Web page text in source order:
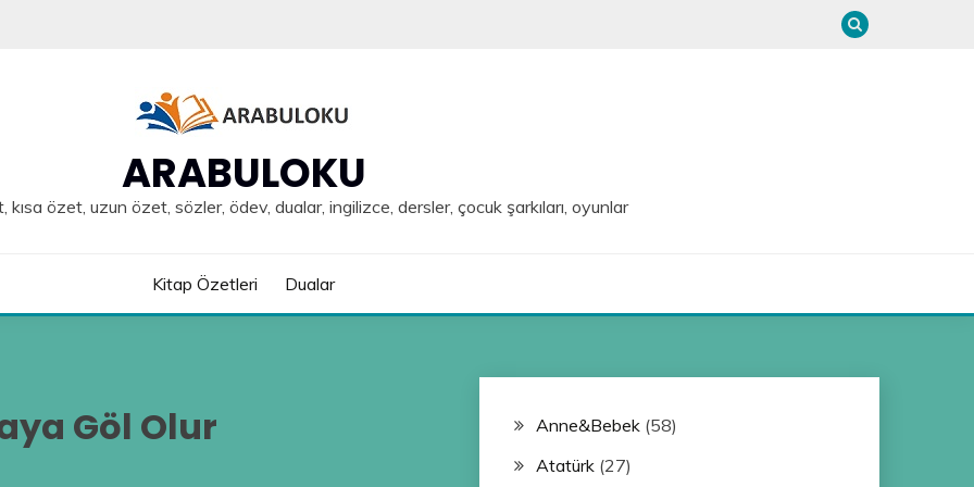
ARABULOKU
özet, uzun özet, sözler, ödev, dualar, ingilizce, dersler, çocuk şarkıları, oyunlar
Kitap Özetleri Dualar
Göl Olur Anne&Bebek(58)
Atatürk(27)